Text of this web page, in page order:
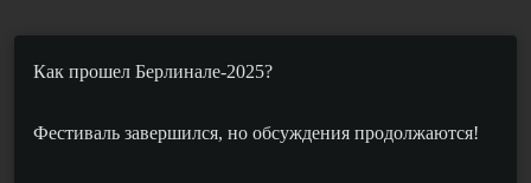
Как прошел Берлинале-2025?
Фестиваль завершился, но обсуждения продолжаются!